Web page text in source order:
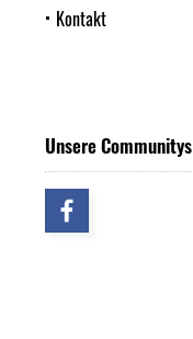
Kontakt
Unsere Communitys